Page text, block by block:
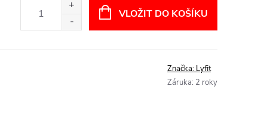
VLOŽIT DO KOŠÍKU
Značka: Lyfit
Záruka: 2 roky